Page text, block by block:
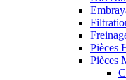
Pièces
Pièces